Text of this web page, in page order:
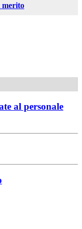
merito
al personale